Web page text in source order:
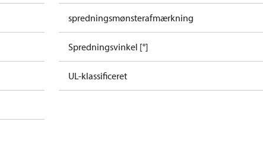
spredningsmønsterafmærkning
Spredningsvinkel [°]
UL-klassificeret